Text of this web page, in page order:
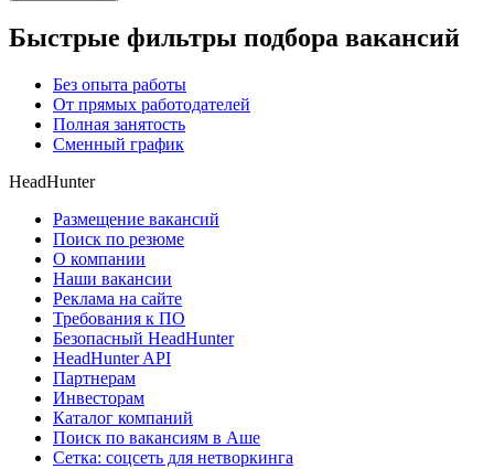
Быстрые фильтры подбора вакансий
Без опыта работы
От прямых работодателей
Полная занятость
Сменный график
HeadHunter
Размещение вакансий
Поиск по резюме
О компании
Наши вакансии
Реклама на сайте
Требования к ПО
Безопасный HeadHunter
HeadHunter API
Партнерам
Инвесторам
Каталог компаний
Поиск по вакансиям в Аше
Сетка: соцсеть для нетворкинга